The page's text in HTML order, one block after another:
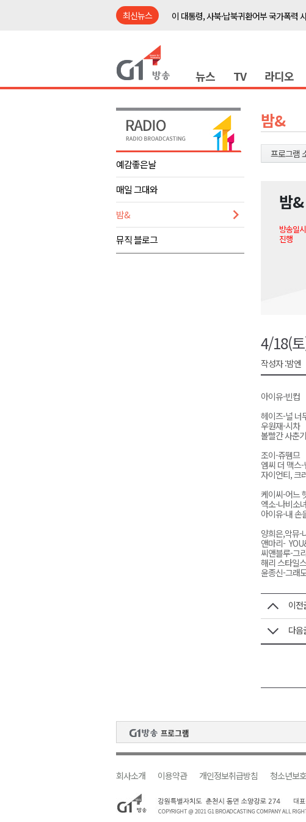
최신뉴스
이 대통령, 사북·납북귀환어부 국가폭력
이광재 국회 예결위원장, 강릉시 초청 특
육동한 시장, 국제스케이트장 춘천 유치 건
영월군, 국·도비 확보 보고회 개최
삼척 공공산후조리원 이전 시급
도-시군 첫 간담회..우상호 "하나된 공동체"
이 대통령, 사북·납북귀환어부 국가폭력 사
여름축제 더위와 전쟁..물놀이 접목
강원도, 최휘영 문체부장관과 정책간담회
삼척 공공산후조리원 이전 시급
강원자치도교육청 교감급 이상 387명 인사
뉴스 TV 라디오
예감좋은날
매일 그대와
밤&
뮤직 블로그
밤&
프로그램
밤&
방송일시
진행
4/18(
작성자 :밤엔
아이유-빈컵
헤이즈-널 너
우원재-시차
볼빨간 사춘
조이-쥬뗌므
엠씨 더 맥스
자이언티, 크
케이씨-어느
엑소-나비소녀
아이유-내 손
양희은,악뮤-
앤마리-
씨앤블루-그
해리 스타일
윤종신-그래
이전
다음
회사소개 이용약관 개인정보취급방침 청소년보